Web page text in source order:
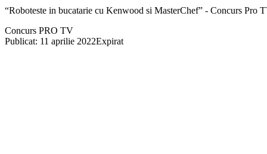
“Roboteste in bucatarie cu Kenwood si MasterChef” - Concurs Pro
Concurs PRO TV
Publicat: 11 aprilie 2022Expirat